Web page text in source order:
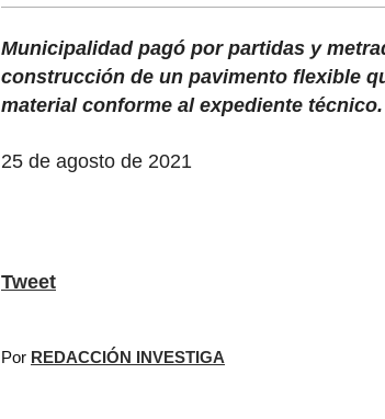
Municipalidad pagó por partidas y
construcción de un pavimento flexible
material conforme al expediente técnico.
25 de agosto de 2021
Tweet
Por REDACCIÓN INVESTIGA